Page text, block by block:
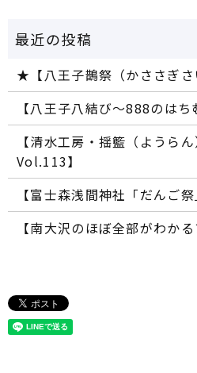
★【八王子鵲祭（かささぎさ
【八王子八結び～888のはち
【清水工房・揺籃（ようら
Vol.113】
【富士森浅間神社「だんご祭
【南大沢のほぼ全部がわか